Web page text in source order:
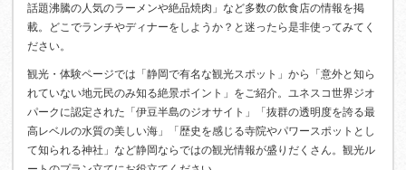
話題沸騰の人気のラーメンや絶品焼肉」など多数の飲食店の情報を掲
載。どこでランチやディナーをしようか？と迷ったら是非使ってみてく
ださい。
観光・体験ページでは「静岡で有名な観光スポット」から「意外と知ら
れていない地元民のみ知る絶景ポイント」をご紹介。ユネスコ世界ジオ
パークに認定された「伊豆半島のジオサイト」「抜群の透明度を誇る最
高レベルの水質の美しい海」「歴史を感じる寺院やパワースポットとし
て知られる神社」など静岡ならではの観光情報が盛りだくさん。観光ル